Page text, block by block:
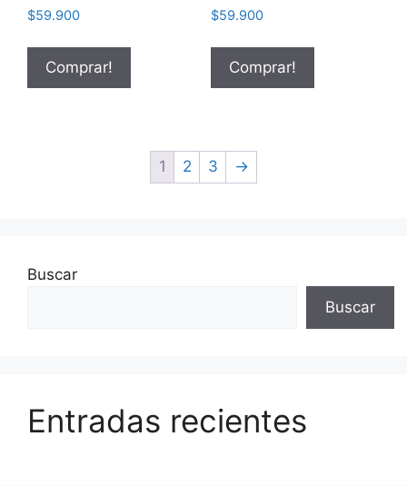
$59.900
Comprar!
$59.900
Comprar!
1 2 3 →
Buscar
Buscar
Entradas recientes